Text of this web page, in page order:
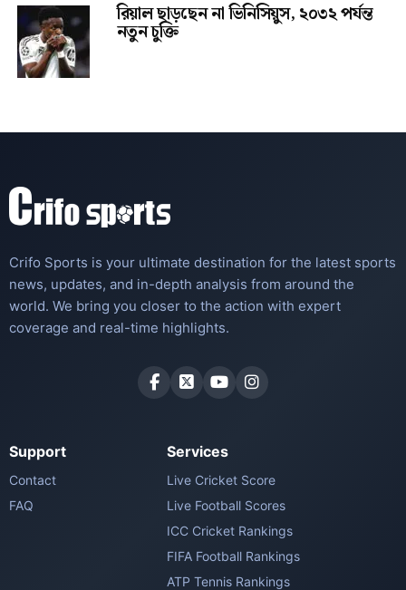
রিয়াল ছাড়ছেন না ভিনিসিয়ুস, ২০৩২ পর্যন্ত
নতুন চুক্তি
Crifo Sports is your ultimate destination for the latest sports
news, updates, and in-depth analysis from around the
world. We bring you closer to the action with expert
coverage and real-time highlights.
Support
Contact
FAQ
Services
Live Cricket Score
Live Football Scores
ICC Cricket Rankings
FIFA Football Rankings
ATP Tennis Rankings